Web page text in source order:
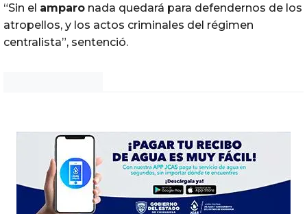
“Sin el amparo nada quedará para defendernos de los
atropellos, y los actos criminales del régimen
centralista”, sentenció.